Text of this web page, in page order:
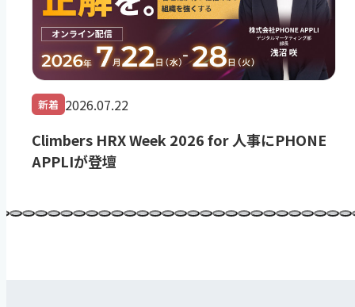
新着 2026.07.22
Climbers HRX Week 2026 for 人事にPHONE
APPLIが登壇